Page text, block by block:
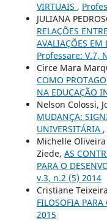
VIRTUAIS ,
JULIANA
RELAÇÕES
AVALIAÇÕES EM
Professare: V.7,
Circe Mara
COMO
NA EDUCAÇÃO
Nelson Colossi,
MUDANÇA:
UNIVERSITÁRIA ,
Michelle
Ziede, AS
PARA O
v.3, n.2 (5) 2014
Cristiane
FILOSOFIA PARA
2015